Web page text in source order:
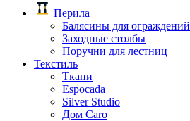
Перила
Балясины для ограждений
Заходные столбы
Поручни для лестниц
Текстиль
Ткани
Espocada
Silver Studio
Дом Caro